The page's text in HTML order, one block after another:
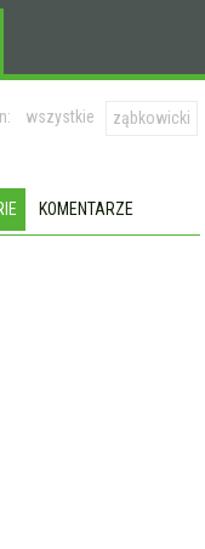
wszystkie ząbkowicki
KOMENTARZE